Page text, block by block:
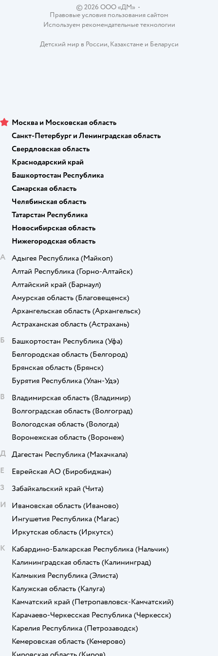
© 2026 ООО «ДМ»•
Правовые условия пользования сайтом
Используем рекомендательные технологии
Детский мир в России,Казахстанеи Беларуси
Москва и Московская область
Санкт-Петербург и Ленинградская область
Свердловская область
Краснодарский край
Башкортостан Республика
Самарская область
Челябинская область
Татарстан Республика
Новосибирская область
Нижегородская область
А
Адыгея Республика (Майкоп)
Алтай Республика (Горно-Алтайск)
Алтайский край (Барнаул)
Амурская область (Благовещенск)
Архангельская область (Архангельск)
Астраханская область (Астрахань)
Б
Башкортостан Республика (Уфа)
Белгородская область (Белгород)
Брянская область (Брянск)
Бурятия Республика (Улан-Удэ)
В
Владимирская область (Владимир)
Волгоградская область (Волгоград)
Вологодская область (Вологда)
Воронежская область (Воронеж)
Д Дагестан Республика (Махачкала)
Е
Еврейская АО (Биробиджан)
З
Забайкальский край (Чита)
И
Ивановская область (Иваново)
Ингушетия Республика (Магас)
Иркутская область (Иркутск)
К
Кабардино-Балкарская Республика (Нальчик)
Калининградская область (Калининград)
Калмыкия Республика (Элиста)
Калужская область (Калуга)
Камчатский край (Петропавловск-Камчатский)
Карачаево-Черкесская Республика (Черкесск)
Карелия Республика (Петрозаводск)
Кемеровская область (Кемерово)